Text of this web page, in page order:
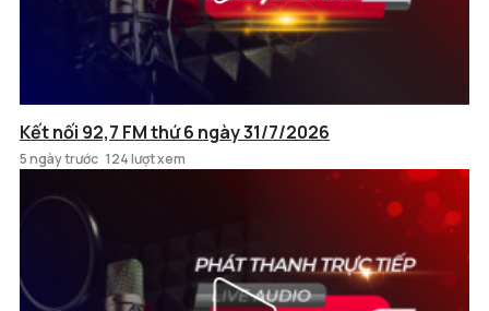
Kết nối 92,7 FM thứ 6 ngày 31/7/2026
5 ngày trước 124 lượt xem